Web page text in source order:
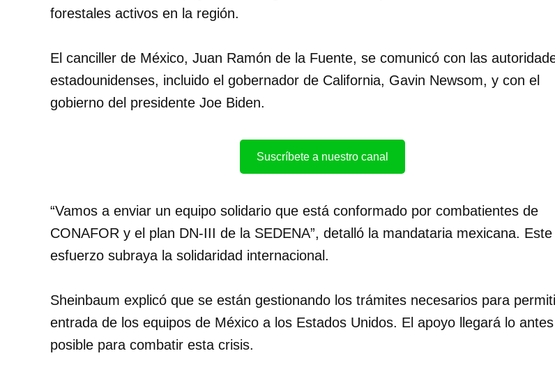
forestales activos en la región.
El canciller de México, Juan Ramón de la Fuente, se comunicó con las
estadounidenses, incluido el gobernador de California, Gavin Newsom, y con el
gobierno del presidente Joe Biden.
Suscríbete a nuestro canal
“Vamos a enviar un equipo solidario que está conformado por combatientes de
CONAFOR y el plan DN-III de la SEDENA”, detalló la mandataria mexicana. Este
esfuerzo subraya la solidaridad internacional.
Sheinbaum explicó que se están gestionando los trámites necesarios para
entrada de los equipos de México a los Estados Unidos. El apoyo llegará lo antes
posible para combatir esta crisis.